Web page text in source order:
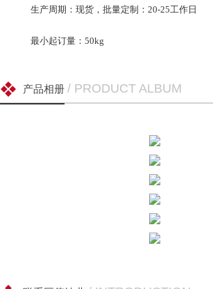
生产周期：现货，批量定制：20-25工作日
最小起订量：50kg
产品相册 / PRODUCT ALBUM